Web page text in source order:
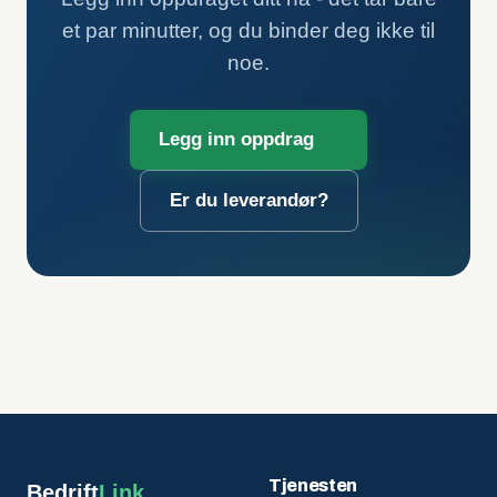
et par minutter, og du binder deg ikke til
noe.
Legg inn oppdrag
Er du leverandør?
Tjenesten